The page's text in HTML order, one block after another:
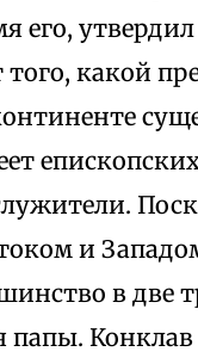
его,
какой
и
в две